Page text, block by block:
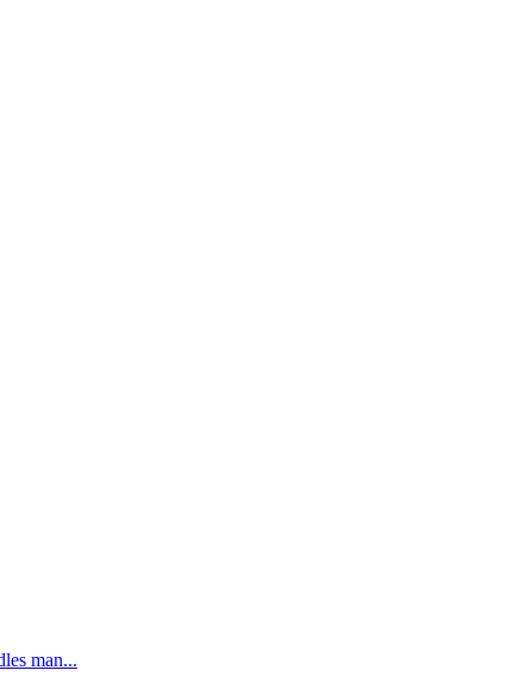
man...